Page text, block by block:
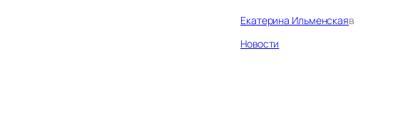
Екатерина Ильменскаяв
Новости